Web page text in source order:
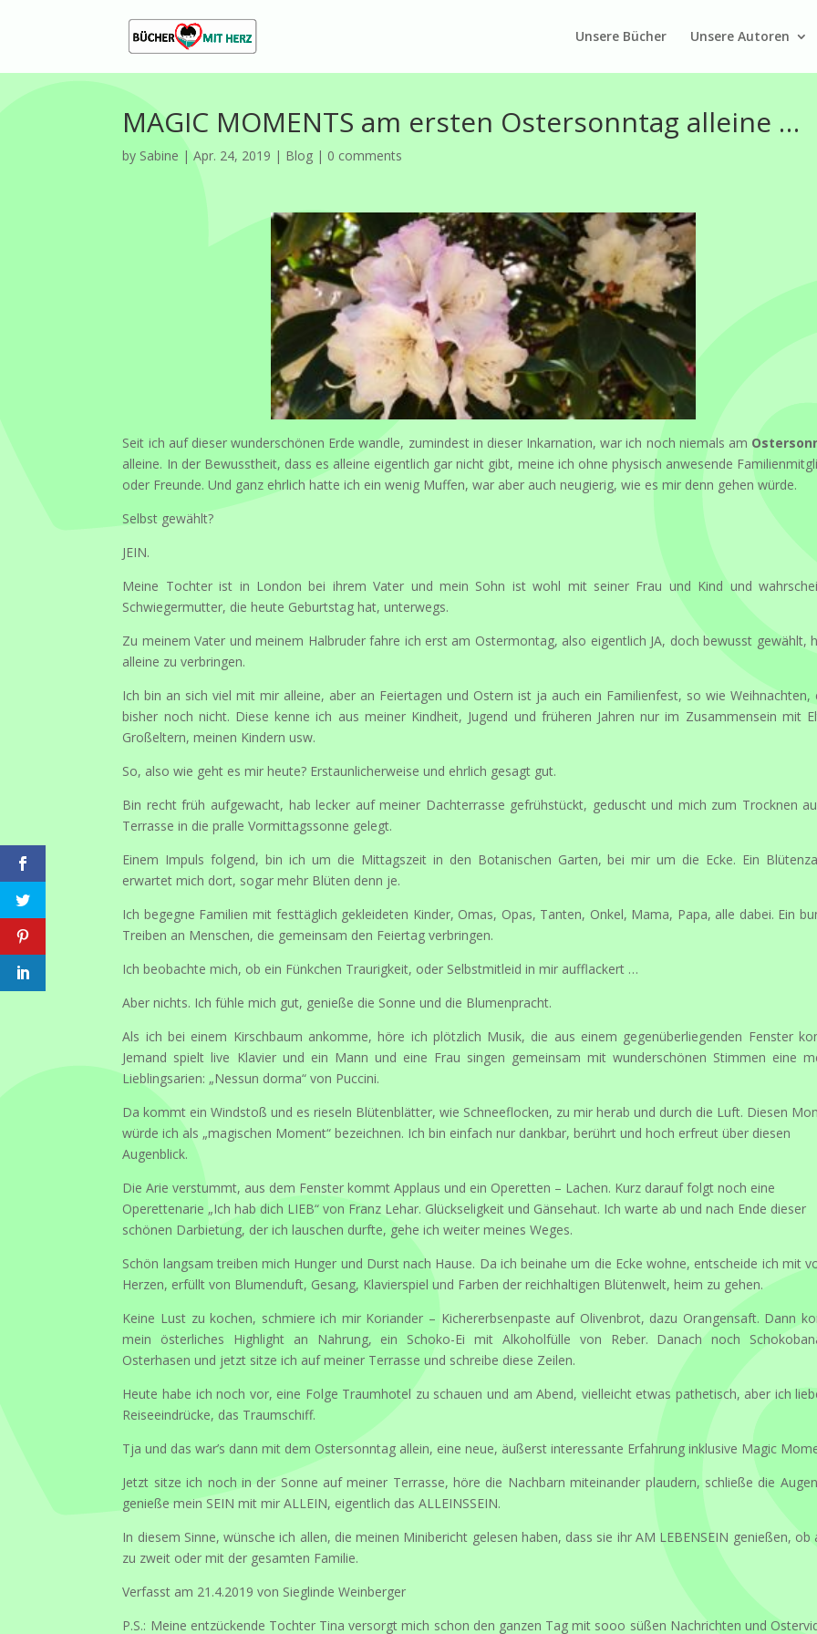
Unsere Bücher Unsere Autoren
MAGIC MOMENTS am ersten Ostersonntag alleine …
by Sabine |Apr. 24, 2019 | Blog | 0 comments
Seit ich auf dieser wunderschönen Erde wandle, zumindest in dieser Inkarnation, war ich noch niemals am
alleine. In der Bewusstheit, dass es alleine eigentlich gar nicht gibt, meine ich ohne physisch anwesende
oder Freunde. Und ganz ehrlich hatte ich ein wenig Muffen, war aber auch neugierig, wie es mir denn gehen würde.
Selbst gewählt?
JEIN.
Meine Tochter ist in London bei ihrem Vater und mein Sohn ist wohl mit seiner Frau und Kind und
Schwiegermutter, die heute Geburtstag hat, unterwegs.
Zu meinem Vater und meinem Halbruder fahre ich erst am Ostermontag, also eigentlich JA, doch bewusst gewählt,
alleine zu verbringen.
Ich bin an sich viel mit mir alleine, aber an Feiertagen und Ostern ist ja auch ein Familienfest, so wie Weihnachten,
bisher noch nicht. Diese kenne ich aus meiner Kindheit, Jugend und früheren Jahren nur im Zusammensein mit
Großeltern, meinen Kindern usw.
So, also wie geht es mir heute? Erstaunlicherweise und ehrlich gesagt gut.
Bin recht früh aufgewacht, hab lecker auf meiner Dachterrasse gefrühstückt, geduscht und mich zum Trocknen
Terrasse in die pralle Vormittagssonne gelegt.
Einem Impuls folgend, bin ich um die Mittagszeit in den Botanischen Garten, bei mir um die Ecke. Ein
erwartet mich dort, sogar mehr Blüten denn je.
Ich begegne Familien mit festtäglich gekleideten Kinder, Omas, Opas, Tanten, Onkel, Mama, Papa, alle dabei. Ein
Treiben an Menschen, die gemeinsam den Feiertag verbringen.
Ich beobachte mich, ob ein Fünkchen Traurigkeit, oder Selbstmitleid in mir aufflackert …
Aber nichts. Ich fühle mich gut, genieße die Sonne und die Blumenpracht.
Als ich bei einem Kirschbaum ankomme, höre ich plötzlich Musik, die aus einem gegenüberliegenden Fenster
Jemand spielt live Klavier und ein Mann und eine Frau singen gemeinsam mit wunderschönen Stimmen eine
Lieblingsarien: „Nessun dorma“ von Puccini.
Da kommt ein Windstoß und es rieseln Blütenblätter, wie Schneeflocken, zu mir herab und durch die Luft. Diesen
würde ich als „magischen Moment“ bezeichnen. Ich bin einfach nur dankbar, berührt und hoch erfreut über diesen
Augenblick.
Die Arie verstummt, aus dem Fenster kommt Applaus und ein Operetten – Lachen. Kurz darauf folgt noch eine
Operettenarie „Ich hab dich LIEB“ von Franz Lehar. Glückseligkeit und Gänsehaut. Ich warte ab und nach Ende dieser
schönen Darbietung, der ich lauschen durfte, gehe ich weiter meines Weges.
Schön langsam treiben mich Hunger und Durst nach Hause. Da ich beinahe um die Ecke wohne, entscheide ich mit
Herzen, erfüllt von Blumenduft, Gesang, Klavierspiel und Farben der reichhaltigen Blütenwelt, heim zu gehen.
Keine Lust zu kochen, schmiere ich mir Koriander – Kichererbsenpaste auf Olivenbrot, dazu Orangensaft. Dann
mein österliches Highlight an Nahrung, ein Schoko-Ei mit Alkoholfülle von Reber. Danach noch
Osterhasen und jetzt sitze ich auf meiner Terrasse und schreibe diese Zeilen.
Heute habe ich noch vor, eine Folge Traumhotel zu schauen und am Abend, vielleicht etwas pathetisch, aber ich
Reiseeindrücke, das Traumschiff.
Tja und das war’s dann mit dem Ostersonntag allein, eine neue, äußerst interessante Erfahrung inklusive Magic
Jetzt sitze ich noch in der Sonne auf meiner Terrasse, höre die Nachbarn miteinander plaudern, schließe die
genieße mein SEIN mit mir ALLEIN, eigentlich das ALLEINSSEIN.
In diesem Sinne, wünsche ich allen, die meinen Minibericht gelesen haben, dass sie ihr AM LEBENSEIN genießen, ob
zu zweit oder mit der gesamten Familie.
Verfasst am 21.4.2019 von Sieglinde Weinberger
P.S.: Meine entzückende Tochter Tina versorgt mich schon den ganzen Tag mit sooo süßen Nachrichten und